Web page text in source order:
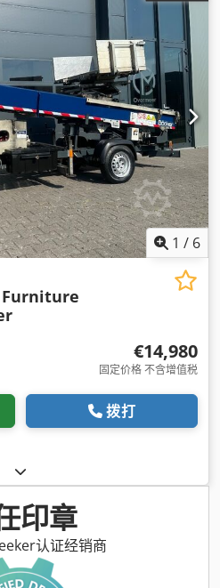
1 / 6
Furniture
€14,980
固定价格 不含增值税
拨打
印章
认证经销商